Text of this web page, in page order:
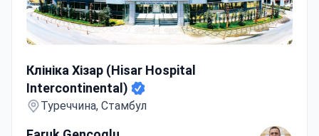
Клініка Хізар (Hisar Hospital
Intercontinental)
Туреччина, Стамбул